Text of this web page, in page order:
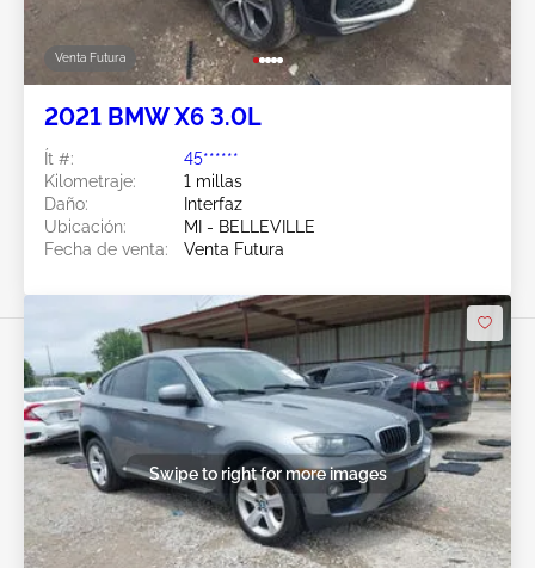
Venta Futura
2021 BMW X6 3.0L
Ít #:
45******
Kilometraje:
1 millas
Daño:
Interfaz
Ubicación:
MI - BELLEVILLE
Fecha de venta:
Venta Futura
Swipe to right for more images